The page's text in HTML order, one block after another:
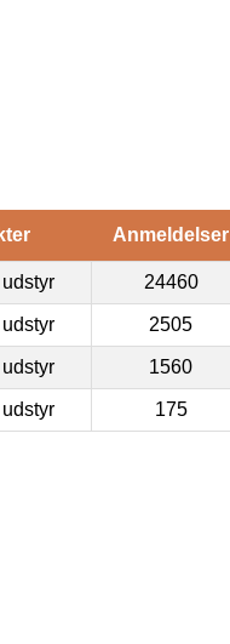
Anmeldelser
24460
2505
1560
175